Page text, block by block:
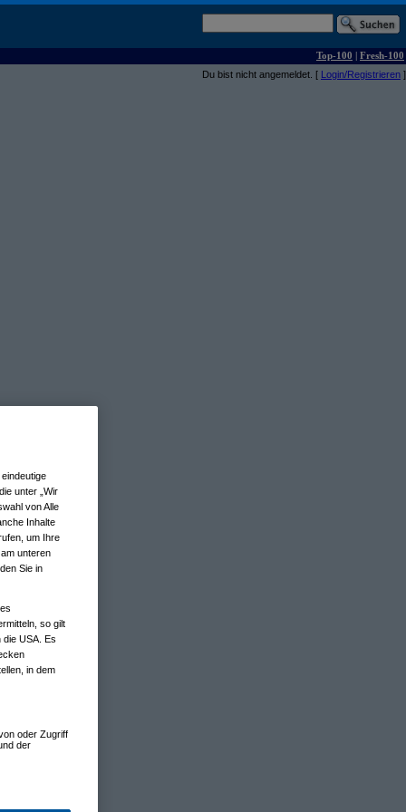
Top-100 | Fresh-100
Du bist nicht angemeldet. [ Login/Registrieren ]
unter „Wir
von Alle
Inhalte
um Ihre
unteren
Sie in
so gilt
die USA. Es
in dem
oder Zugriff
der